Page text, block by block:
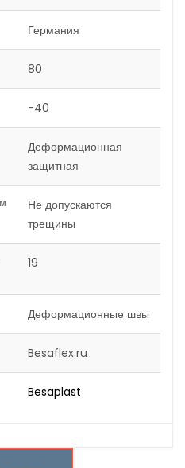
Германия
80
-40
Деформационная
защитная
Не допускаются
трещины
19
Деформационные швы
Besaflex.ru
Besaplast